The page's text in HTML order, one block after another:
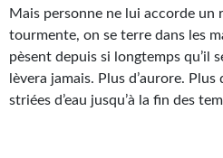
Nouvelles
Bifrost
Livres audio
Mais personne ne lui accorde un
tourmente, on se terre dans les
pèsent depuis si longtemps qu’il
lèvera jamais. Plus d’aurore.
striées d’eau jusqu’à la fin des